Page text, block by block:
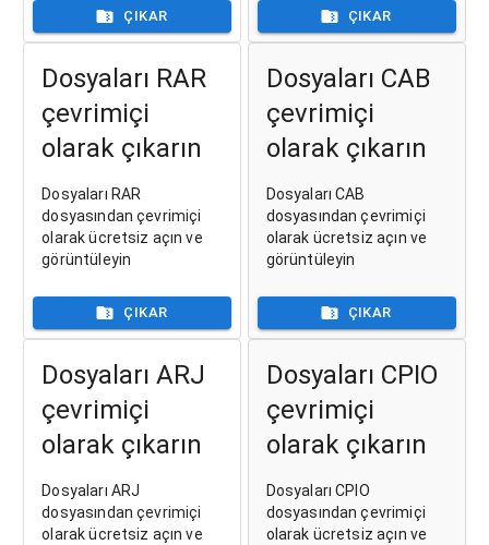
ÇIKAR ÇIKAR
Dosyaları RAR
çevrimiçi
olarak çıkarın
Dosyaları RAR
dosyasından çevrimiçi
olarak ücretsiz açın ve
görüntüleyin
ÇIKAR
Dosyaları CAB
çevrimiçi
olarak çıkarın
Dosyaları CAB
dosyasından çevrimiçi
olarak ücretsiz açın ve
görüntüleyin
ÇIKAR
Dosyaları ARJ
çevrimiçi
olarak çıkarın
Dosyaları ARJ
dosyasından çevrimiçi
olarak ücretsiz açın ve
Dosyaları CPIO
çevrimiçi
olarak çıkarın
Dosyaları CPIO
dosyasından çevrimiçi
olarak ücretsiz açın ve